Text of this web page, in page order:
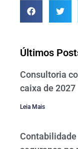
Últimos
Consultoria
caixa de 2027
Leia Mais
Contabilidade